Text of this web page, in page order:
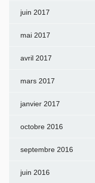
juin 2017
mai 2017
avril 2017
mars 2017
janvier 2017
octobre 2016
septembre 2016
juin 2016